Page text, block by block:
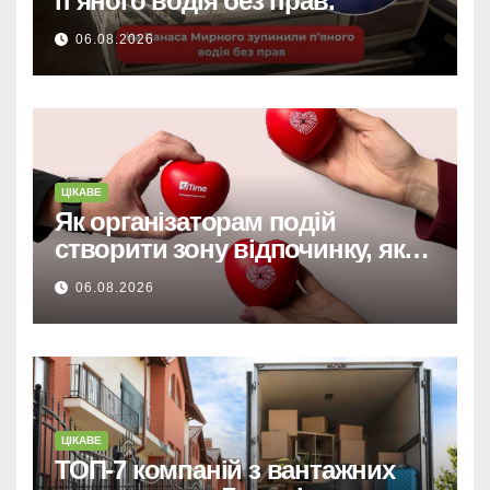
06.08.2026
ЦІКАВЕ
Як організаторам подій
створити зону відпочинку, яку
запам’ятають гості
06.08.2026
ЦІКАВЕ
ТОП-7 компаній з вантажних